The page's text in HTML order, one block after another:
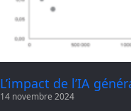
L’impact de l’IA
14 novembre 2024